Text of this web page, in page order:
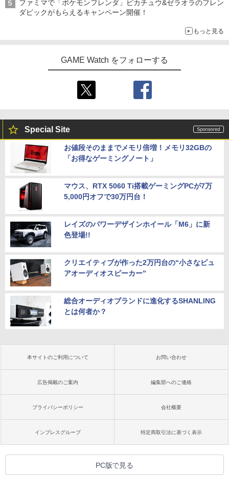
ファミマで「ポケモンフレンダ」ピカチュウ&ゼラオラのフレン
ダピックがもらえるキャンペーン開催！
もっと見る
GAME Watch をフォローする
Special Site
お値段そのままでメモリ倍増！メモリ32GBの
「お得なゲーミングノート」
マウス、RTX 5060 Ti搭載ゲーミングPCが7万
5,000円オフで30万円台！
レイズのパワーデザインホイール「M6」に新
色登場!!
クリエイティブが作った2万円台の“小さなピュ
アオーディオスピーカー”
総合オーディオブランドに進化するSHANLING
とは何者か？
本サイトのご利用について お問い合わせ
広告掲載のご案内 編集部へのご連絡
プライバシーポリシー 会社概要
インプレスグループ 特定商取引法に基づく表示
PC版で見る